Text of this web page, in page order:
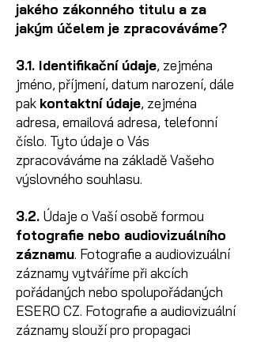
jakého zákonného titulu a za
jakým účelem je zpracováváme?
3.1. Identifikační údaje, zejména
jméno, příjmení, datum narození, dále
pak kontaktní údaje, zejména
adresa, emailová adresa, telefonní
číslo. Tyto údaje o Vás
zpracováváme na základě Vašeho
výslovného souhlasu.
3.2. Údaje o Vaší osobě formou
fotografie nebo audiovizuálního
záznamu. Fotografie a audiovizuální
záznamy vytváříme při akcích
pořádaných nebo spolupořádaných
ESERO CZ. Fotografie a audiovizuální
záznamy slouží pro propagaci